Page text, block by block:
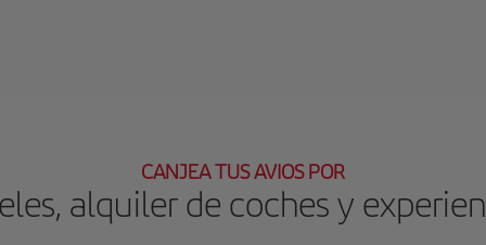
CANJEA TUS AVIOS POR
alquiler de coches y